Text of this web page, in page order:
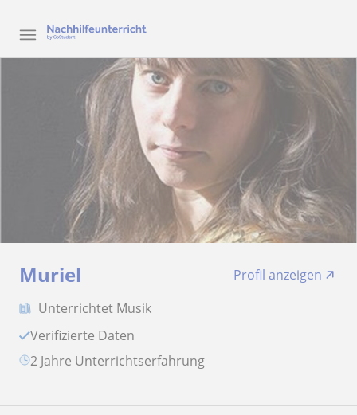
Muriel
Profil anzeigen
Unterrichtet Musik
Verifizierte Daten
2 Jahre Unterrichtserfahrung